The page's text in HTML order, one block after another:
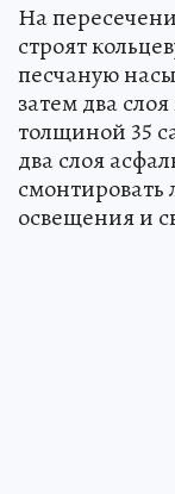
На
строят
песчаную
затем два
толщиной 35
два слоя
освещения и